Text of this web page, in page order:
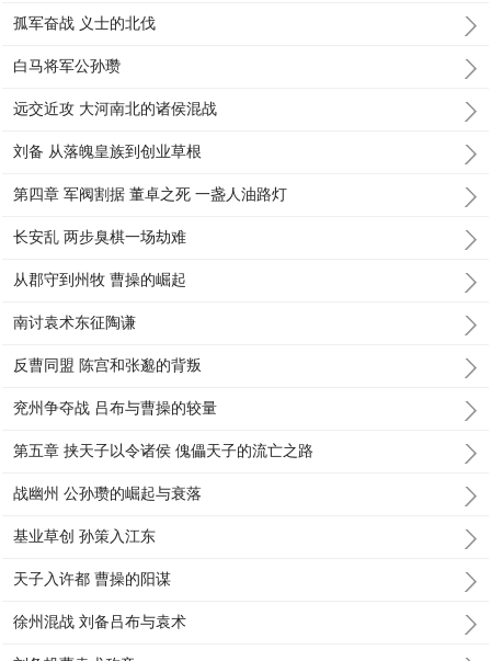
孤军奋战 义士的北伐
白马将军公孙瓒
远交近攻 大河南北的诸侯混战
刘备 从落魄皇族到创业草根
第四章 军阀割据 董卓之死 一盏人油路灯
长安乱 两步臭棋一场劫难
从郡守到州牧 曹操的崛起
南讨袁术东征陶谦
反曹同盟 陈宫和张邈的背叛
兖州争夺战 吕布与曹操的较量
第五章 挟天子以令诸侯 傀儡天子的流亡之路
战幽州 公孙瓒的崛起与衰落
基业草创 孙策入江东
天子入许都 曹操的阳谋
徐州混战 刘备吕布与袁术